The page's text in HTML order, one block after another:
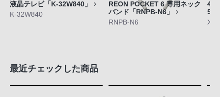
液晶テレビ「K-32W840」
K-32W840
REON POCKET 6 専用ネック
バンド「RNPB-N6」
RNPB-N6
4K
最近チェックした商品